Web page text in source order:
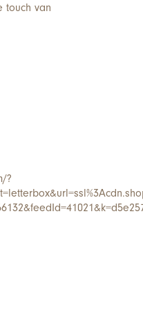
touch van
?